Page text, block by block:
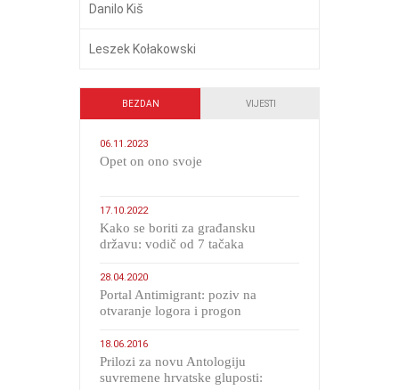
Danilo Kiš
Leszek Kołakowski
BEZDAN VIJESTI
06.11.2023
​Opet on ono svoje
17.10.2022
Kako se boriti za građansku
državu: vodič od 7 tačaka
28.04.2020
Portal Antimigrant: poziv na
otvaranje logora i progon
18.06.2016
Prilozi za novu Antologiju
suvremene hrvatske gluposti: